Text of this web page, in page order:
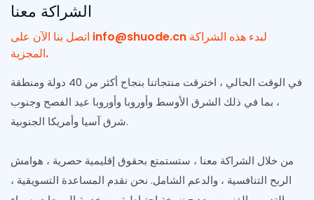
الشراكة معنا
info@shuode.cn لبدء هذه الشراكة
المجزية.
في الوقت الحالي ، اخترقت منتجاتنا بنجاح أكثر من 40 دولة ومنطقة
، بما في ذلك الشرق الأوسط وأوروبا وأوروبا عيد الفصح وجنوب
شرق آسيا وأمريكا الجنوبية.
من خلال الشراكة معنا ، ستستمتع بحقوق إقليمية حصرية ، هوامش
الربح التنافسية ، والدعم الشامل. نحن نقدم المساعدة التسويقية ،